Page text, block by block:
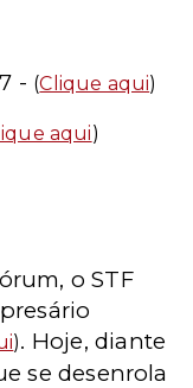
- (Clique aqui)
aqui)
o STF
). Hoje, diante
se desenrola